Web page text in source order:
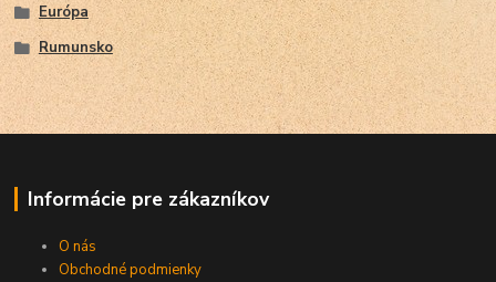
Európa
Rumunsko
Informácie pre zákazníkov
O nás
Obchodné podmienky